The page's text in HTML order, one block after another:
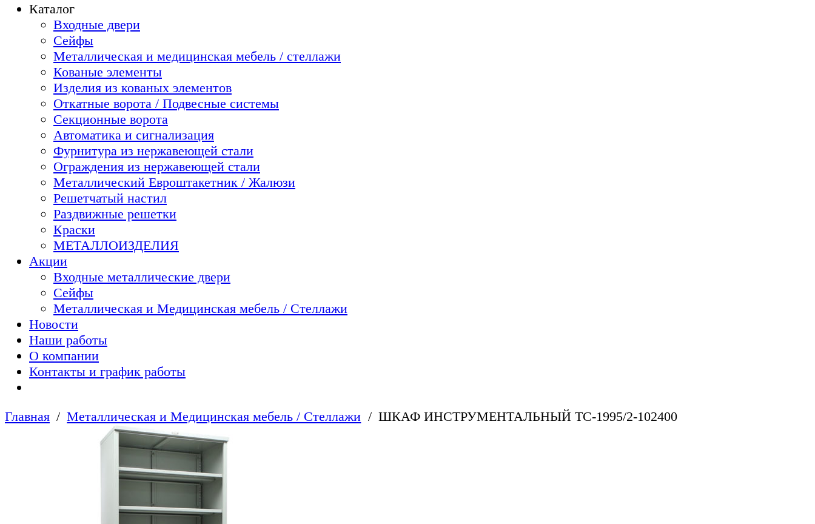
Каталог
Входные двери
Сейфы
Металлическая и медицинская мебель / стеллажи
Кованые элементы
Изделия из кованых элементов
Откатные ворота / Подвесные системы
Секционные ворота
Автоматика и сигнализация
Фурнитура из нержавеющей стали
Ограждения из нержавеющей стали
Металлический Евроштакетник / Жалюзи
Решетчатый настил
Раздвижные решетки
Краски
МЕТАЛЛОИЗДЕЛИЯ
Акции
Входные металлические двери
Сейфы
Металлическая и Медицинская мебель / Стеллажи
Новости
Наши работы
О компании
Контакты и график работы
Главная Металлическая и Медицинская мебель / Стеллажи ШКАФ ИНСТРУМЕНТАЛЬНЫЙ TC-1995/2-102400